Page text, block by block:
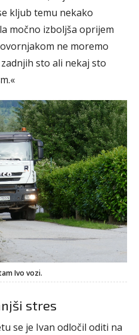
kljub temu nekako
močno izboljša oprijem
ne moremo
sto ali nekaj sto
Ivo vozi.
stres
se je Ivan odločil oditi na